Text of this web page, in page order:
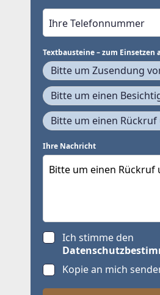
Textbausteine – zum Einsetzen
Bitte um Zusendung
Bitte um einen
Bitte um einen
Ihre Nachricht
Ich stimme den
Kopie an mich